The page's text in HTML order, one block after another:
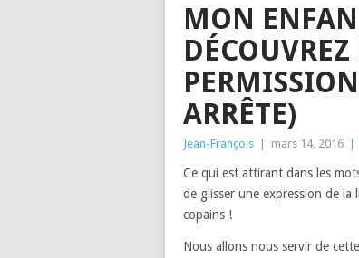
MON
DÉCOUVREZ
ARRÊTE)
Jean-François mars 14, 2016
Ce qui est attirant dans les
de glisser une expression de
copains !
Nous allons nous servir de